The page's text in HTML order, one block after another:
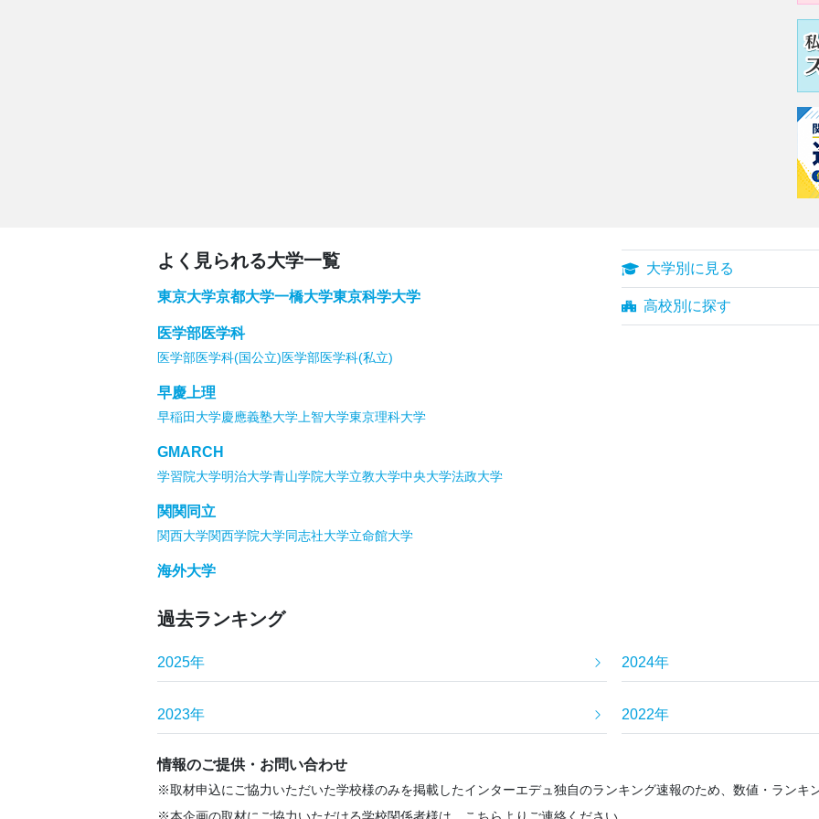
よく見られる大学一覧
東京大学京都大学一橋大学東京科学大学
医学部医学科
医学部医学科(国公立)医学部医学科(私立)
早慶上理
早稲田大学慶應義塾大学 上智大学東京理科大学
GMARCH
学習院大学明治大学青山学院大学立教大学中央大学法政大学
関関同立
関西大学関西学院大学同志社大学立命館大学
海外大学
大学別に見る
高校別に探す
過去ランキング
2025年 2024年
2023年 2022年
情報のご提供・お問い合わせ
取材申込にご協力いただいた学校様のみを掲載したインターエデュ独自のランキング速報のため、数値・ランキ